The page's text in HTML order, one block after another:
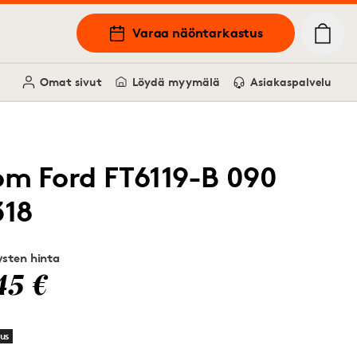
Varaa näöntarkastus
Omat sivut Löydä myymälä Asiakaspalvelu
Ford FT6119-B 090
hinta
€